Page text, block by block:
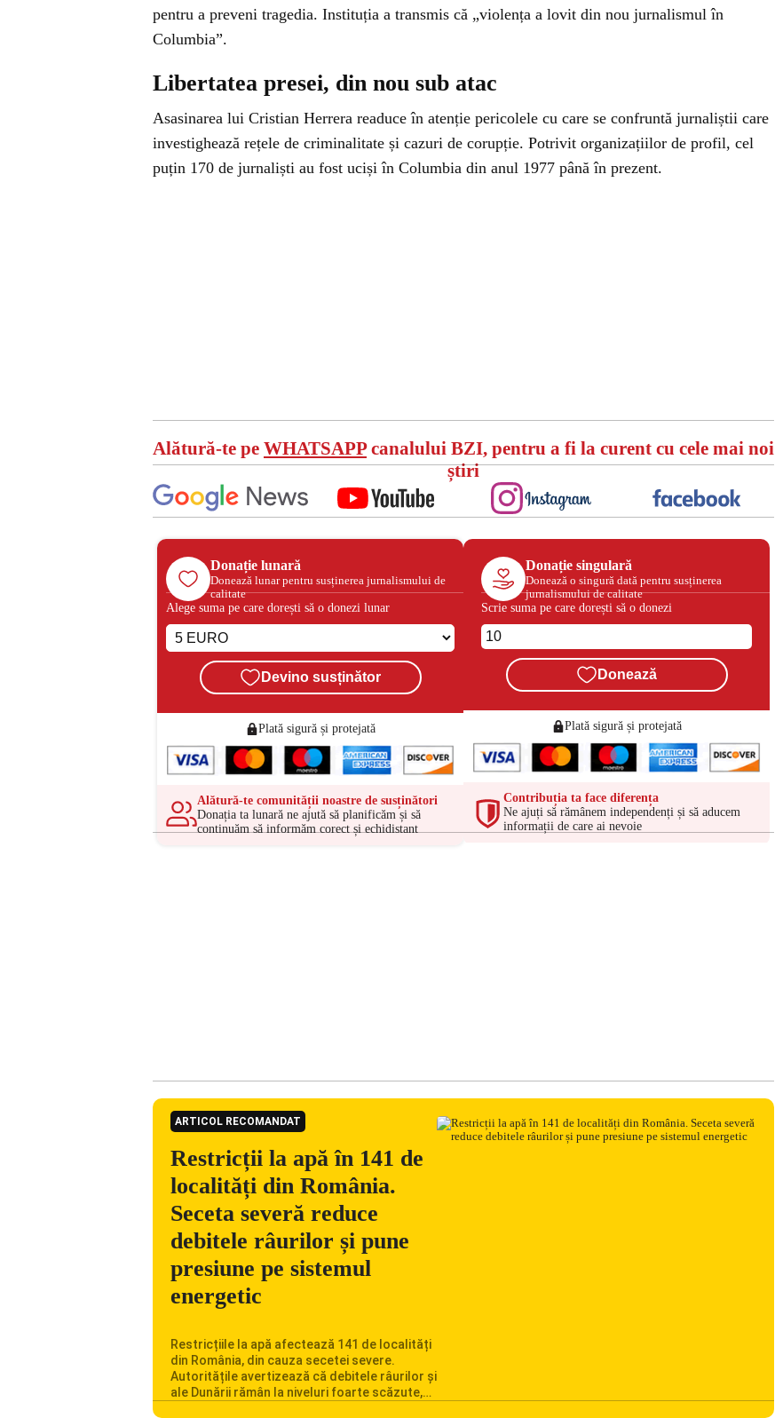
pentru a preveni tragedia. Instituția a transmis că „violența a lovit din nou jurnalismul în
Columbia”.
Libertatea presei, din nou sub atac
Asasinarea lui Cristian Herrera readuce în atenție pericolele cu care se confruntă jurnaliștii care
investighează rețele de criminalitate și cazuri de corupție. Potrivit organizațiilor de profil, cel
puțin 170 de jurnaliști au fost uciși în Columbia din anul 1977 până în prezent.
Alătură-te pe WHATSAPPcanalului BZI, pentru a fi la curent cu cele mai noi
știri
Donație lunară
Donează lunar pentru susținerea jurnalismului de
calitate
Alege suma pe care dorești să o donezi lunar
Devino susținător
Plată sigură și protejată
Alătură-te comunității noastre de susținători
Donația ta lunară ne ajută să planificăm și să
continuăm să informăm corect și echidistant
Donație singulară
Donează o singură dată pentru susținerea
jurnalismului de calitate
Scrie suma pe care dorești să o donezi
Donează
Plată sigură și protejată
Contribuția ta face diferența
Ne ajuți să rămânem independenți și să aducem
informații de care ai nevoie
ARTICOL RECOMANDAT
Restricții la apă în 141 de
localități din România.
Seceta severă reduce
debitele râurilor și pune
presiune pe sistemul
energetic
Restricțiile la apă afectează 141 de localități
din România, din cauza secetei severe.
Autoritățile avertizează că debitele râurilor și
ale Dunării rămân la niveluri foarte scăzute,